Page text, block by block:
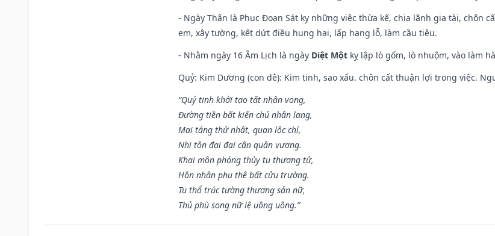
- Ngày Thân là Phục Đoạn Sát kỵ những việc thừa kế, chia lãnh gia tài, chôn
em, xây tường, kết dứt điều hung hại, lấp hang lỗ, làm cầu tiêu.
- Nhằm ngày 16 Âm Lịch là ngày Diệt Một kỵ lập lò gốm, lò nhuộm, vào làm
Quỷ: Kim Dương (con dê): Kim tinh, sao xấu. chôn cất thuận lợi trong việc.
“Quỷ tinh khởi tạo tất nhân vong,
Đường tiền bất kiến chủ nhân lang,
Mai táng thử nhật, quan lộc chí,
Nhi tôn đại đại cận quân vương.
Khai môn phóng thủy tu thương tử,
Hôn nhân phu thê bất cửu trường.
Tu thổ trúc tường thương sản nữ,
Thủ phù song nữ lệ uông uông.”